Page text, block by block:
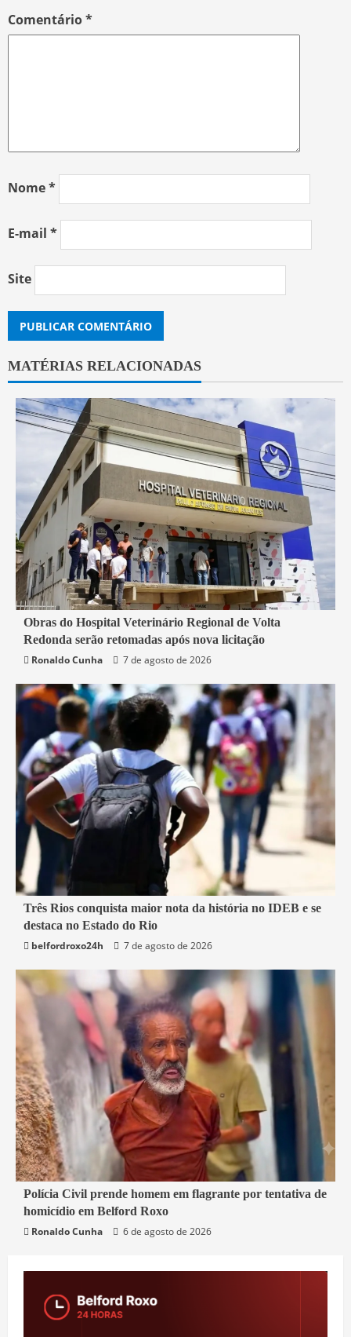
Comentário*
Nome*
E-mail *
Site
MATÉRIAS RELACIONADAS
2 min read
Rio de Janeiro
Saúde
Obras do Hospital Veterinário Regional de Volta
Redonda serão retomadas após nova licitação
Ronaldo Cunha
7 de agosto de 2026
2 min read
Educação
Rio de Janeiro
Três Rios conquista maior nota da história no IDEB e se
destaca no Estado do Rio
belfordroxo24h
7 de agosto de 2026
2 min read
Belford Roxo
Segurança
Polícia Civil prende homem em flagrante por tentativa de
homicídio em Belford Roxo
Ronaldo Cunha
6 de agosto de 2026